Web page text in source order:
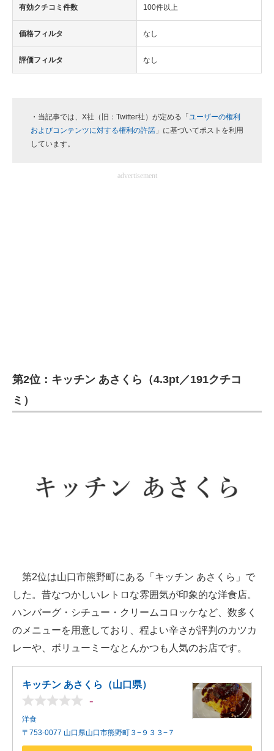
有効クチコミ件数 100件以上
価格フィルタ なし
評価フィルタ なし
・当記事では、X社（旧：Twitter社）が定める「 ユーザーの権利
およびコンテンツに対する権利の許諾 」に基づいてポストを利用
しています。
advertisement
第2位：キッチン あさくら（4.3pt／191クチコ
ミ）
第2位は山口市熊野町にある「キッチン あさくら」で
した。昔なつかしいレトロな雰囲気が印象的な洋食店。
ハンバーグ・シチュー・クリームコロッケなど、数多く
のメニューを用意しており、程よい辛さが評判のカツカ
レーや、ボリューミーなとんかつも人気のお店です。
キッチン あさくら（山口県）
-
洋食
〒753-0077 山口県山口市熊野町３−９３３−７